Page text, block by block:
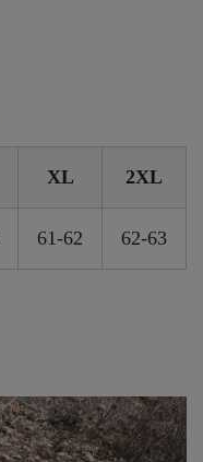
XL 2XL
61-62 62-63